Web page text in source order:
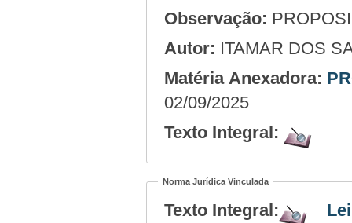
Observação:
Autor: ITAMAR DOS
Matéria Anexadora:
02/09/2025
Texto Integral:
Norma Jurídica Vinculada
Texto Integral: